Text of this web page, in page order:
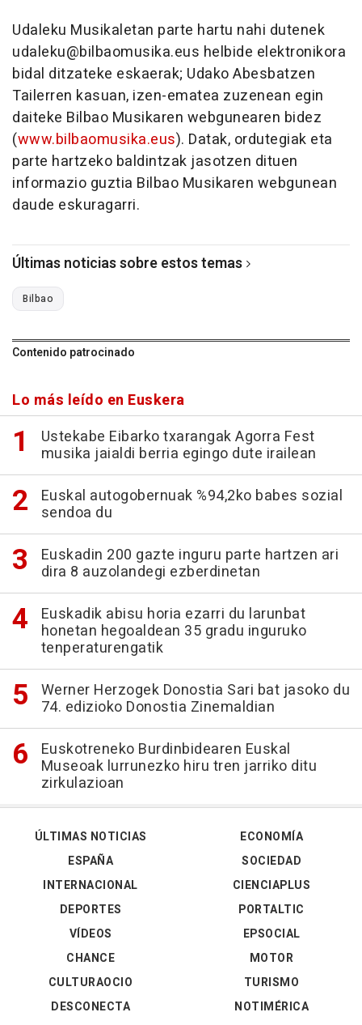
Udaleku Musikaletan parte hartu nahi dutenek
udaleku@bilbaomusika.eus helbide elektronikora
bidal ditzateke eskaerak; Udako Abesbatzen
Tailerren kasuan, izen-ematea zuzenean egin
daiteke Bilbao Musikaren webgunearen bidez
(www.bilbaomusika.eus). Datak, ordutegiak eta
parte hartzeko baldintzak jasotzen dituen
informazio guztia Bilbao Musikaren webgunean
daude eskuragarri.
Últimas noticias sobre estos temas
Bilbao
Contenido patrocinado
Lo más leído en Euskera
Ustekabe Eibarko txarangak Agorra Fest
musika jaialdi berria egingo dute irailean
Euskal autogobernuak %94,2ko babes sozial
sendoa du
Euskadin 200 gazte inguru parte hartzen ari
dira 8 auzolandegi ezberdinetan
Euskadik abisu horia ezarri du larunbat
honetan hegoaldean 35 gradu inguruko
tenperaturengatik
Werner Herzogek Donostia Sari bat jasoko du
74. edizioko Donostia Zinemaldian
Euskotreneko Burdinbidearen Euskal
Museoak lurrunezko hiru tren jarriko ditu
zirkulazioan
ÚLTIMAS NOTICIAS
ESPAÑA
INTERNACIONAL
DEPORTES
VÍDEOS
ECONOMÍA
SOCIEDAD
CIENCIAPLUS
PORTALTIC
EPSOCIAL
CHANCE
CULTURAOCIO
DESCONECTA
MOTOR
TURISMO
NOTIMÉRICA